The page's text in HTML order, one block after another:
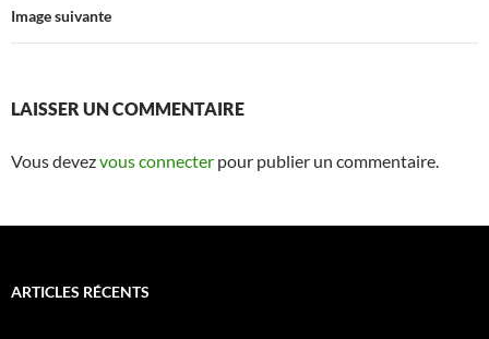
Image suivante
LAISSER UN COMMENTAIRE
Vous devezvous connecter pour publier un commentaire.
ARTICLES RÉCENTS